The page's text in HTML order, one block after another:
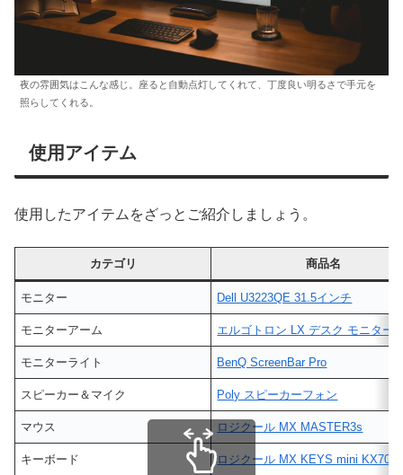
夜の雰囲気はこんな感じ。座ると自動点灯してくれて、丁度良い明るさで手元を
照らしてくれる。
使用アイテム
使用したアイテムをざっとご紹介しましょう。
カテゴリ 商品名
モニター Dell U3223QE 31.5インチ
モニターアーム エルゴトロン LX デスク モニター
モニターライト BenQ ScreenBar Pro
スピーカー＆マイク Poly スピーカーフォン
マウス ロジクール MX MASTER3s
キーボード ロジクール MX KEYS mini